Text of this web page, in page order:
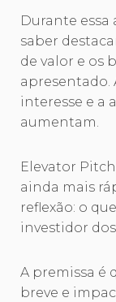
Durante essa
saber
de valor e os
apresentado.
interesse e a
aumentam.
Elevator
ainda mais
reflexão: o
investidor
A premissa é
breve e